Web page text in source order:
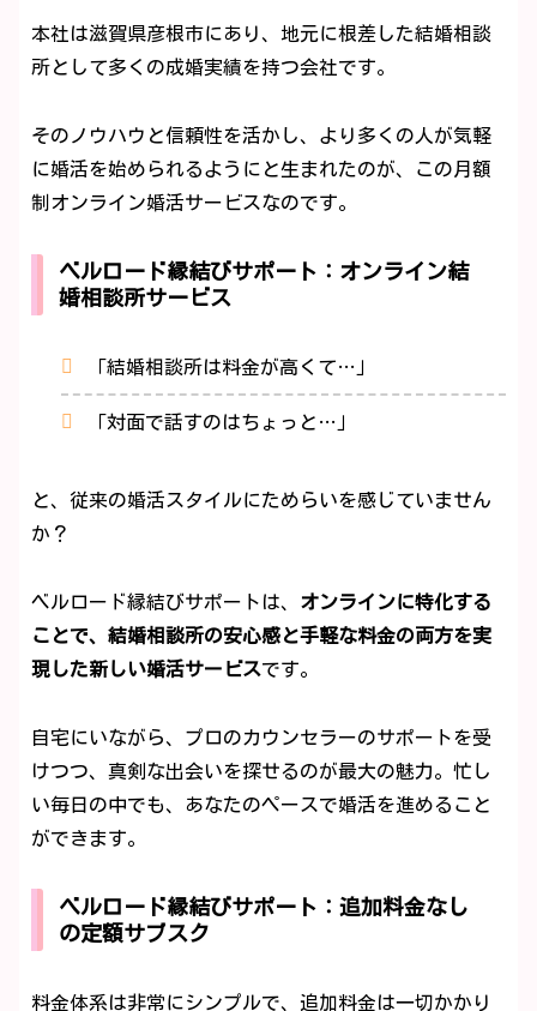
本社は滋賀県彦根市にあり、地元に根差した結婚相談
所として多くの成婚実績を持つ会社です。
そのノウハウと信頼性を活かし、より多くの人が気軽
に婚活を始められるようにと生まれたのが、この月額
制オンライン婚活サービスなのです。
ベルロード縁結びサポート：オンライン結
婚相談所サービス
「結婚相談所は料金が高くて…」
「対面で話すのはちょっと…」
と、従来の婚活スタイルにためらいを感じていません
か？
ベルロード縁結びサポートは、 オンラインに特化する
ことで、結婚相談所の安心感と手軽な料金の両方を実
現した新しい婚活サービスです。
自宅にいながら、プロのカウンセラーのサポートを受
けつつ、真剣な出会いを探せるのが最大の魅力。忙し
い毎日の中でも、あなたのペースで婚活を進めること
ができます。
ベルロード縁結びサポート：追加料金なし
の定額サブスク
料金体系は非常にシンプルで、追加料金は一切かかり